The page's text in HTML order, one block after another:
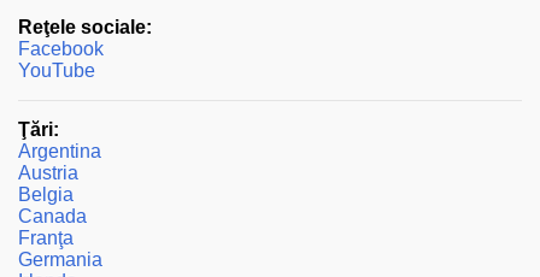
i
i
Reţele sociale:
Facebook
YouTube
Ţări:
Argentina
Austria
Belgia
Canada
Franţa
Germania